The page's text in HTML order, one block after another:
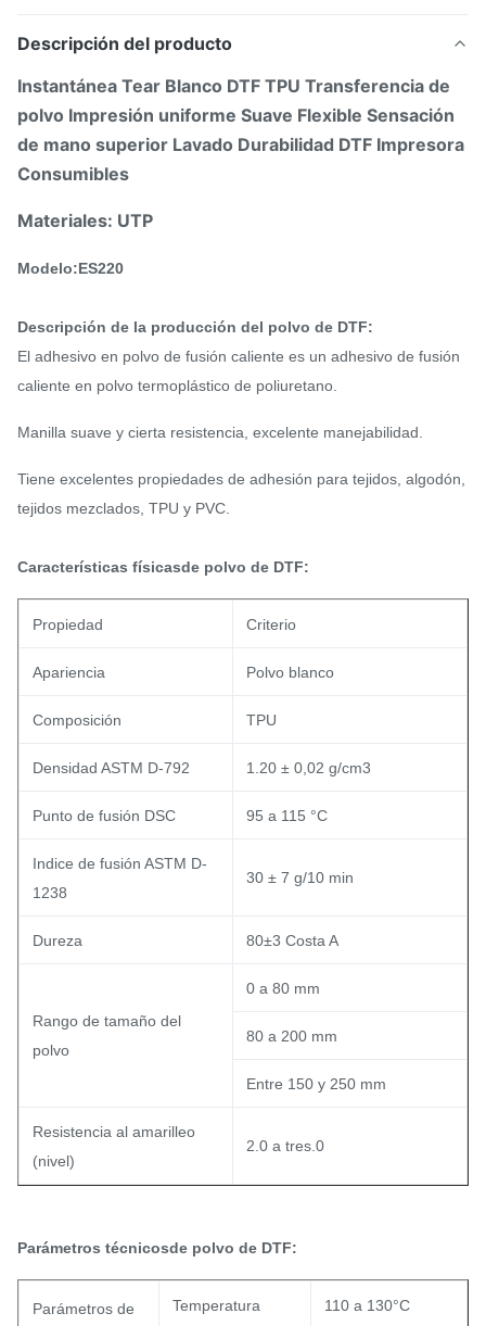
Descripción del producto
Instantánea Tear Blanco DTF TPU Transferencia de
polvo Impresión uniforme Suave Flexible Sensación
de mano superior Lavado Durabilidad DTF Impresora
Consumibles
Materiales: UTP
Modelo:ES220
Descripción de la producción del polvo de DTF:
El adhesivo en polvo de fusión caliente es un adhesivo de fusión
caliente en polvo termoplástico de poliuretano.
Manilla suave y cierta resistencia, excelente manejabilidad.
Tiene excelentes propiedades de adhesión para tejidos, algodón,
tejidos mezclados, TPU y PVC.
Características físicasde polvo de DTF:
Propiedad Criterio
Apariencia Polvo blanco
Composición TPU
Densidad ASTM D-792 1.20 ± 0,02 g/cm3
Punto de fusión DSC 95 a 115 °C
Indice de fusión ASTM D-
1238
30 ± 7 g/10 min
Dureza 80±3 Costa A
Rango de tamaño del
polvo
0 a 80 mm
80 a 200 mm
Entre 150 y 250 mm
Resistencia al amarilleo
(nivel)
2.0 a tres.0
Parámetros técnicosde polvo de DTF:
Parámetros de Temperatura 110 a 130°C